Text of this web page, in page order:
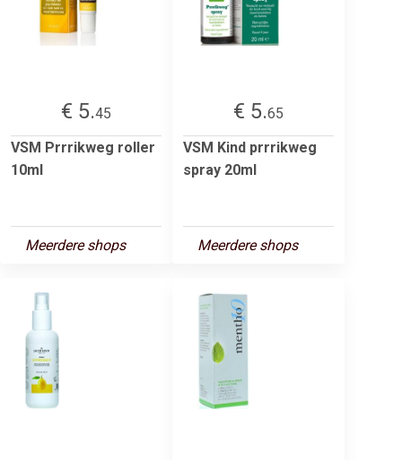
€ 5.45
VSM Prrrikweg roller
10ml
Meerdere shops
€ 5.65
VSM Kind prrrikweg
spray 20ml
Meerdere shops